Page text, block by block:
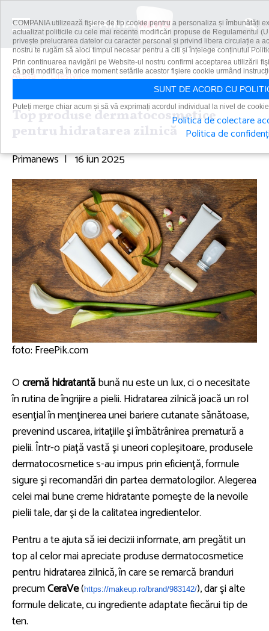
Acasă
Lifestyle
Top produse dermatocosmetice pentru hidratarea zilnică
Top produse dermatocosmetice
pentru hidratarea zilnică
Primanews | 16 iun 2025
foto: FreePik.com
Ocremă hidratantăbună nu este un lux, ci o necesitate
în rutina de îngrijire a pielii. Hidratarea zilnică joacă un rol
esenţial în menţinerea unei bariere cutanate sănătoase,
prevenind uscarea, iritaţiile şi îmbătrânirea prematură a
pielii. Într-o piaţă vastă şi uneori copleşitoare, produsele
dermatocosmetice s-au impus prin eficienţă, formule
sigure şi recomandări din partea dermatologilor. Alegerea
celei mai bune creme hidratante porneşte de la nevoile
pielii tale, dar şi de la calitatea ingredientelor.
Pentru a te ajuta să iei decizii informate, am pregătit un
top al celor mai apreciate produse dermatocosmetice
pentru hidratarea zilnică, în care se remarcă branduri
precumCeraVe( https://makeup.ro/brand/983142/), dar şi alte
formule delicate, cu ingrediente adaptate fiecărui tip de
ten.
COMPANIA utilizează fişiere de tip cookie pentru a personaliza și îmbunătăți
actualizat politicile cu cele mai recente modificări propuse de Regulamentul
privește prelucrarea datelor cu caracter personal și privind libera circulație a
nostru te rugăm să aloci timpul necesar pentru a citi și înțelege conținutul
Prin continuarea navigării pe Website-ul nostru confirmi acceptarea utilizării
că poți modifica în orice moment setările acestor fişiere cookie urmând
SUNT DE ACORD CU
Puteți merge chiar acum și să vă exprimați acordul individual la nivel de
Politica de colectare
Politica de